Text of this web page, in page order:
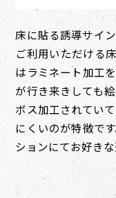
床に貼る誘導サイ
ご利用いただける
はラミネート加工
が行き来きしても
ボス加工されてい
にくいのが特徴で
ションにてお好き